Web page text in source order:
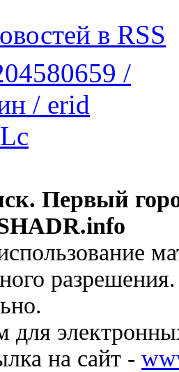
в RSS
Первый
для
на сайт -